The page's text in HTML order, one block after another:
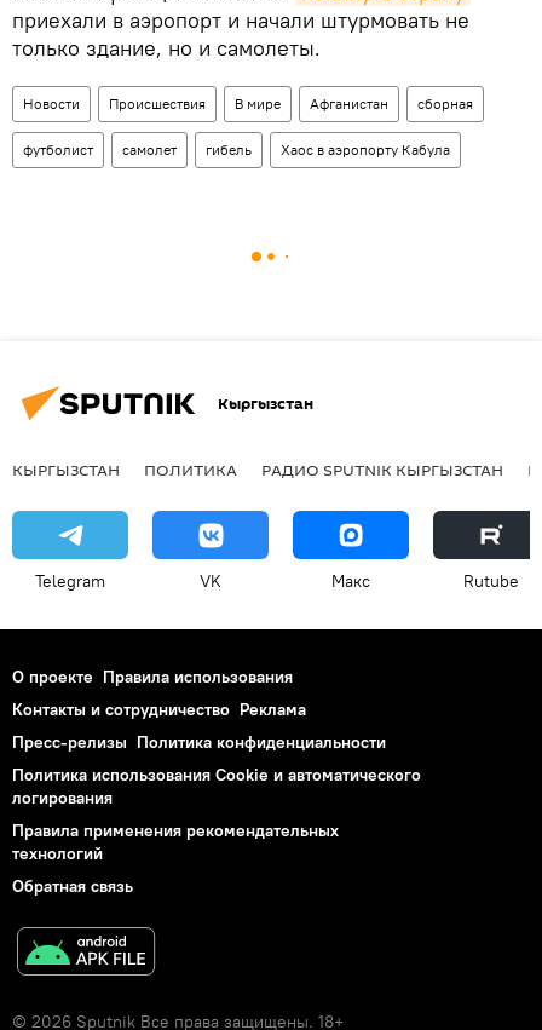
приехали в аэропорт и начали штурмовать не
только здание, но и самолеты.
Новости Происшествия В мире Афганистан сборная
футболист самолет гибель Хаос в аэропорту Кабула
Кыргызстан
КЫРГЫЗСТАН ПОЛИТИКА РАДИО SPUTNIK КЫРГЫЗСТАН
Telegram VK Макс Rutube
О проекте Правила использования
Контакты и сотрудничество Реклама
Пресс-релизы Политика конфиденциальности
Политика использования Cookie и автоматического
логирования
Правила применения рекомендательных
технологий
Обратная связь
© 2026 Sputnik Все права защищены. 18+